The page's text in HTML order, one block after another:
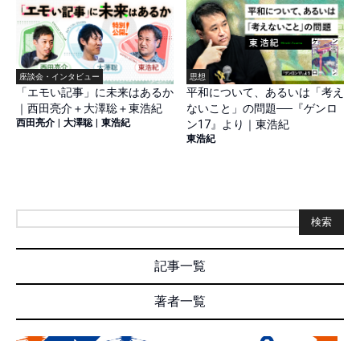
座談会・インタビュー
「エモい記事」に未来はあるか
｜西田亮介＋大澤聡＋東浩紀
西田亮介 | 大澤聡 | 東浩紀
思想
平和について、あるいは「考え
ないこと」の問題──『ゲンロ
ン17』より｜東浩紀
東浩紀
検索
記事一覧
著者一覧